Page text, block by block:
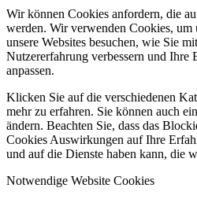
Wir können Cookies anfordern, die
werden. Wir verwenden Cookies, um
unsere Websites besuchen, wie Sie
Nutzererfahrung verbessern und Ihre
anpassen.
Klicken Sie auf die verschiedenen
mehr zu erfahren. Sie können auch
ändern. Beachten Sie, dass das
Cookies Auswirkungen auf Ihre
und auf die Dienste haben kann, die
Notwendige Website Cookies